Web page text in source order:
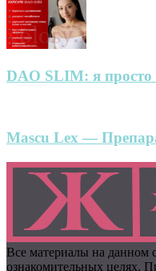
DAO SLIM: я просто
Mascu Lex —
Все материалы на данном
ознакомительных целях.